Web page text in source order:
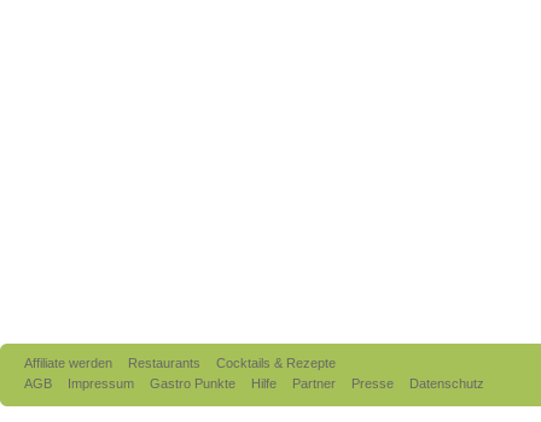
Affiliate werden Restaurants
Cocktails & Rezepte
AGB
Impressum Gastro Punkte Hilfe Partner Presse Datenschutz